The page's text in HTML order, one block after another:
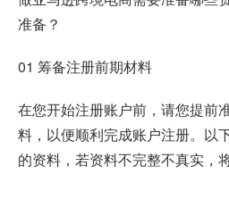
准备？
01 筹备注册前期材料
在您开始注册账户前，请您提前
料，以便顺利完成账户注册。以
的资料，若资料不完整不真实，